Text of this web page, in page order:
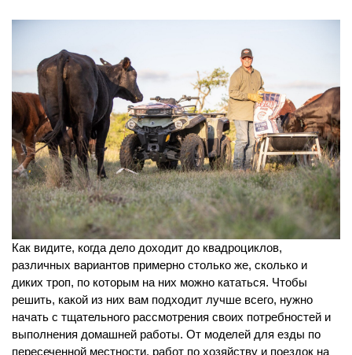
Как видите, когда дело доходит до квадроциклов,
различных вариантов примерно столько же, сколько и
диких троп, по которым на них можно кататься. Чтобы
решить, какой из них вам подходит лучше всего, нужно
начать с тщательного рассмотрения своих потребностей и
выполнения домашней работы. От моделей для езды по
пересеченной местности, работ по хозяйству и поездок на